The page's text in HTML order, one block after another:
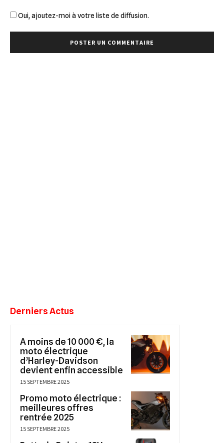
Oui, ajoutez-moi à votre liste de diffusion.
Derniers Actus
A moins de 10 000 €, la
moto électrique
d’Harley-Davidson
devient enfin accessible
15 SEPTEMBRE 2025
Promo moto électrique :
meilleures offres
rentrée 2025
15 SEPTEMBRE 2025